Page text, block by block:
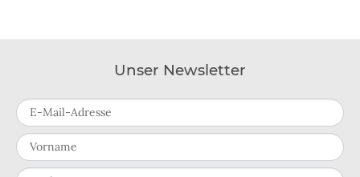
Unser Newsletter